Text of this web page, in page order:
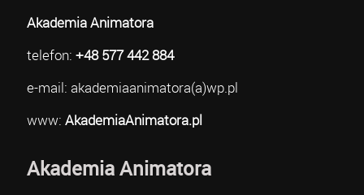
Akademia Animatora
telefon: +48 577 442 884
e-mail: akademiaanimatora(a)wp.pl
www: AkademiaAnimatora.pl
Akademia Animatora